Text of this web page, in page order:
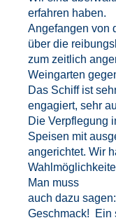
erfahren haben.
Angefangen von
über die
zum zeitlich
Weingarten
Das Schiff ist
engagiert, sehr
Die Verpflegung
Speisen mit
angerichtet. Wir
Man muss
auch dazu
Geschmack! Ein